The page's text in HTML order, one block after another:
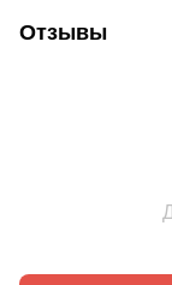
Отзывы